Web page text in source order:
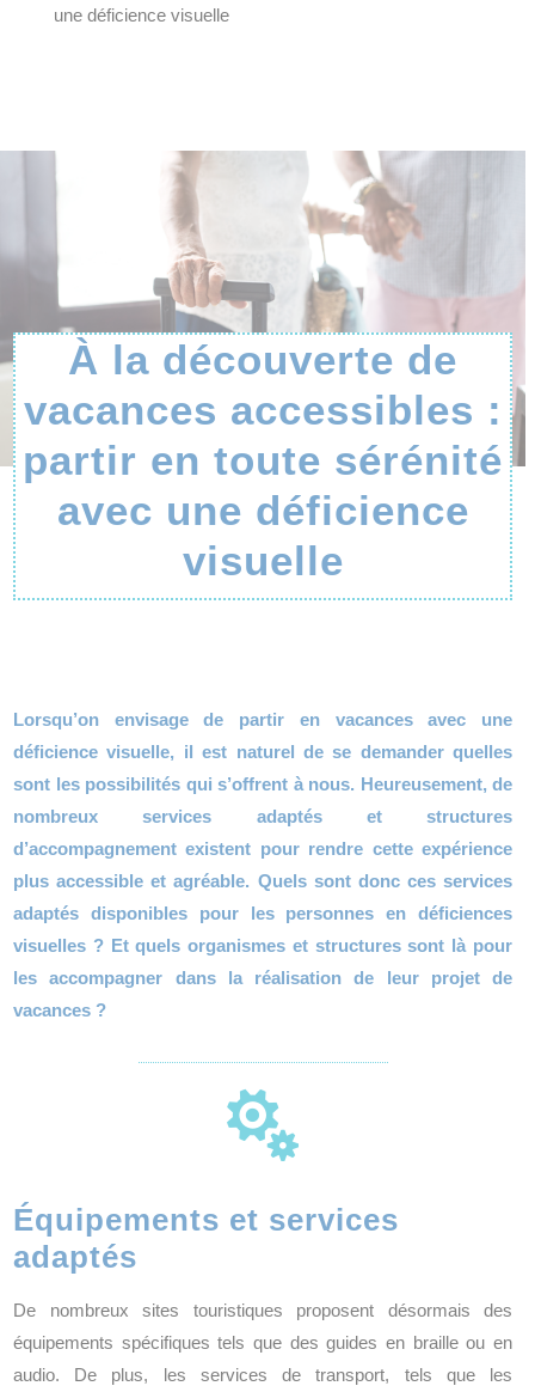
une déficience visuelle
À la découverte de
vacances accessibles :
partir en toute sérénité
avec une déficience
visuelle
Lorsqu’on envisage de partir en vacances avec une
déficience visuelle, il est naturel de se demander quelles
sont les possibilités qui s’offrent à nous. Heureusement, de
nombreux services adaptés et structures
d’accompagnement existent pour rendre cette expérience
plus accessible et agréable. Quels sont donc ces services
adaptés disponibles pour les personnes en déficiences
visuelles ? Et quels organismes et structures sont là pour
les accompagner dans la réalisation de leur projet de
vacances ?

Équipements et services
adaptés
De nombreux sites touristiques proposent désormais des
équipements spécifiques tels que des guides en braille ou en
audio. De plus, les services de transport, tels que les